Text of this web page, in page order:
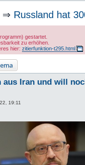
⇒ Russland hat
gestartet.
zu erhöhen.
hier: zitierfunktion-t295.html
aus Iran und will
19:11